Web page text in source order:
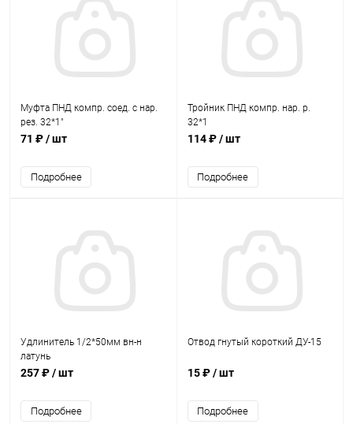
Муфта ПНД компр. соед. c нар.
рез. 32*1"
71 ₽/ шт
Подробнее
Тройник ПНД компр. нар. р.
32*1
114 ₽/ шт
Подробнее
Удлинитель 1/2*50мм вн-н
латунь
257 ₽/ шт
Подробнее
Отвод гнутый короткий ДУ-15
15 ₽/ шт
Подробнее